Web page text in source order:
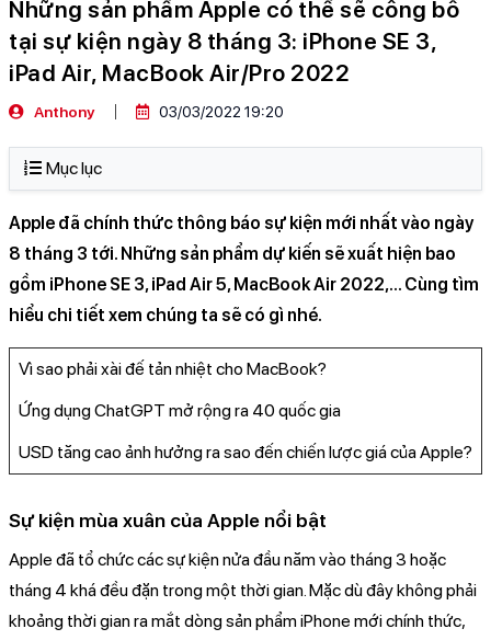
Những sản phẩm Apple có thể sẽ công bố
tại sự kiện ngày 8 tháng 3: iPhone SE 3,
iPad Air, MacBook Air/Pro 2022
Anthony 03/03/2022 19:20
Mục lục
Apple đã chính thức thông báo sự kiện mới nhất vào ngày
8 tháng 3 tới. Những sản phẩm dự kiến sẽ xuất hiện bao
gồm iPhone SE 3, iPad Air 5, MacBook Air 2022,... Cùng tìm
hiểu chi tiết xem chúng ta sẽ có gì nhé.
Vì sao phải xài đế tản nhiệt cho MacBook?
Ứng dụng ChatGPT mở rộng ra 40 quốc gia
USD tăng cao ảnh hưởng ra sao đến chiến lược giá của Apple?
Sự kiện mùa xuân của Apple nổi bật
Apple đã tổ chức các sự kiện nửa đầu năm vào tháng 3 hoặc
tháng 4 khá đều đặn trong một thời gian. Mặc dù đây không phải
khoảng thời gian ra mắt dòng sản phẩm iPhone mới chính thức,